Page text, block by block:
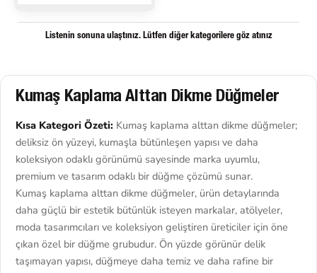
Listenin sonuna ulaştınız. Lütfen diğer kategorilere göz atınız
Kumaş Kaplama Alttan Dikme Düğmeler
Kısa Kategori Özeti: Kumaş kaplama alttan dikme düğmeler;
deliksiz ön yüzeyi, kumaşla bütünleşen yapısı ve daha
koleksiyon odaklı görünümü sayesinde marka uyumlu,
premium ve tasarım odaklı bir düğme çözümü sunar.
Kumaş kaplama alttan dikme düğmeler, ürün detaylarında
daha güçlü bir estetik bütünlük isteyen markalar, atölyeler,
moda tasarımcıları ve koleksiyon geliştiren üreticiler için öne
çıkan özel bir düğme grubudur. Ön yüzde görünür delik
taşımayan yapısı, düğmeye daha temiz ve daha rafine bir